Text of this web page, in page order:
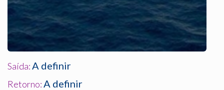
Saída: A definir
Retorno: A definir